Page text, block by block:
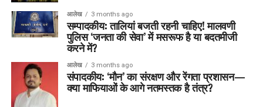
आलेख 3 months ago
सम्पादकीय: तालियां बजती रहनी चाहिए! मालवणी
पुलिस ‘जनता की सेवा’ में मसरूफ है या बदतमीजी
करने में?
आलेख 3 months ago
संपादकीय: ‘मौन’ का संरक्षण और रेंगता प्रशासन—
क्या माफियाओं के आगे नतमस्तक है तंत्र?